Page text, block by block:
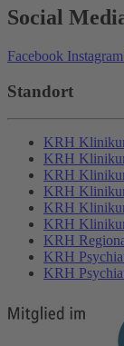
Social
Facebook Instagram
Standort
KRH
KRH
KRH
KRH
KRH
KRH
KRH
KRH
KRH